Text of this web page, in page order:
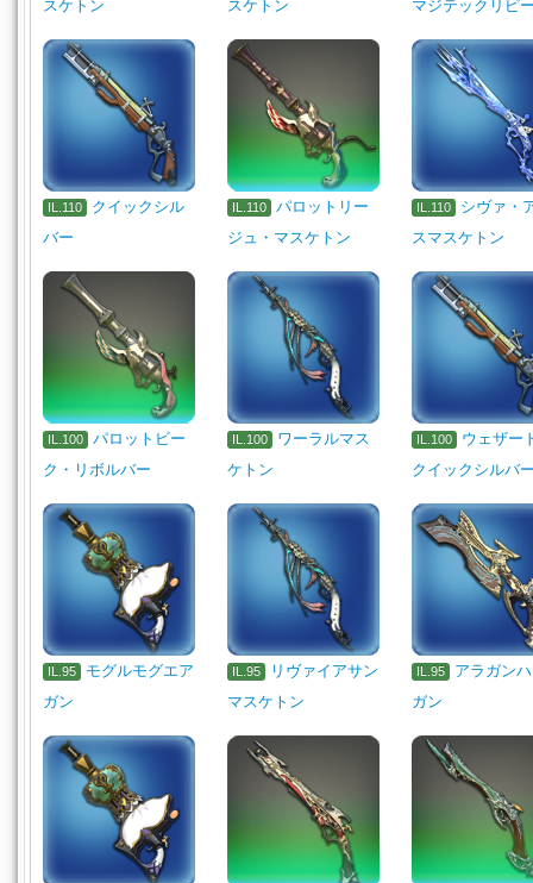
スケトン
スケトン
マジテックリピ
IL.110
クイックシル
バー
IL.110
パロットリー
ジュ・マスケトン
IL.110
シヴァ・
スマスケトン
IL.100
パロットビー
ク・リボルバー
IL.100
ワーラルマス
ケトン
IL.100
ウェザー
クイックシルバ
IL.95
モグルモグエア
ガン
IL.95
リヴァイアサン
マスケトン
IL.95
アラガン
ガン